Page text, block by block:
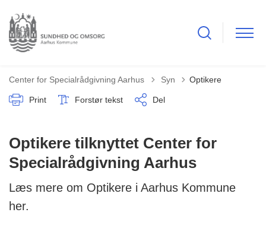
Center for Specialrådgivning Aarhus Tilbage til
Syn Optikere
Print Forstør tekst Del
Optikere tilknyttet Center for
Specialrådgivning Aarhus
Læs mere om Optikere i Aarhus Kommune
her.